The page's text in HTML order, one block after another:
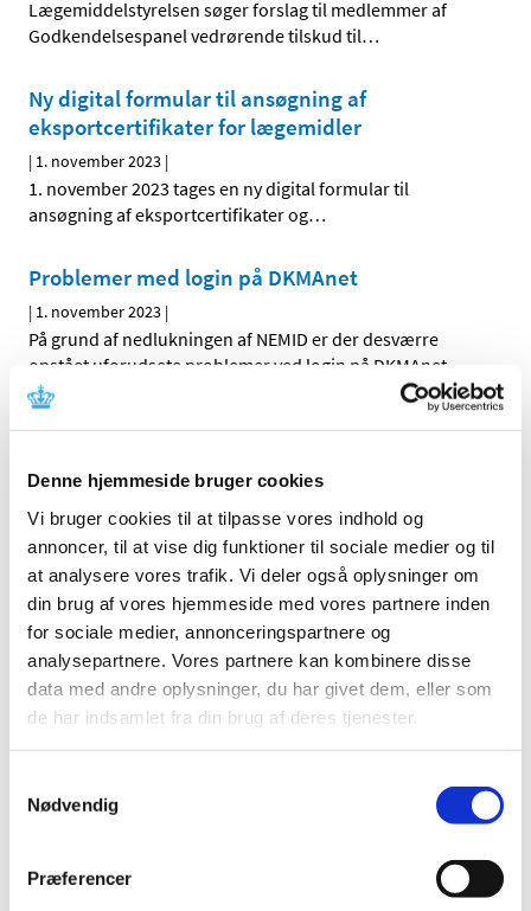
Denne hjemmeside bruger cookies
Vi bruger cookies til at tilpasse vores indhold og
annoncer, til at vise dig funktioner til sociale medier og til
at analysere vores trafik. Vi deler også oplysninger om
din brug af vores hjemmeside med vores partnere inden
for sociale medier, annonceringspartnere og
analysepartnere. Vores partnere kan kombinere disse
data med andre oplysninger, du har givet dem, eller som
de har indsamlet fra din brug af deres tjenester.
Nødvendig
Præferencer
Lægemiddelstyrelsen søger forslag til medlemmer af
Godkendelsespanel vedrørende tilskud til…
Ny digital formular til ansøgning af
eksportcertifikater for lægemidler
| 1. november 2023 |
1. november 2023 tages en ny digital formular til
ansøgning af eksportcertifikater og…
Problemer med login på DKMAnet
| 1. november 2023 |
På grund af nedlukningen af NEMID er der desværre
opstået uforudsete problemer ved login på DKMAnet.
Topiramat og topiramat/phentermin
forebygge eksponering under graviditet
|1. november 2023|
Topiramat kan forårsage alvorlige medfødte
misdannelser og væksthæmning hos fosteret, hvis det…
Nye medlemmer i Nationalt råd for
forsyningssikkerhed af lægemidler
|1. november 2023 |
Efter udløbet af den første toårige periode er der nu
udpeget nye medlemmer til Nationalt råd for…
Forrige